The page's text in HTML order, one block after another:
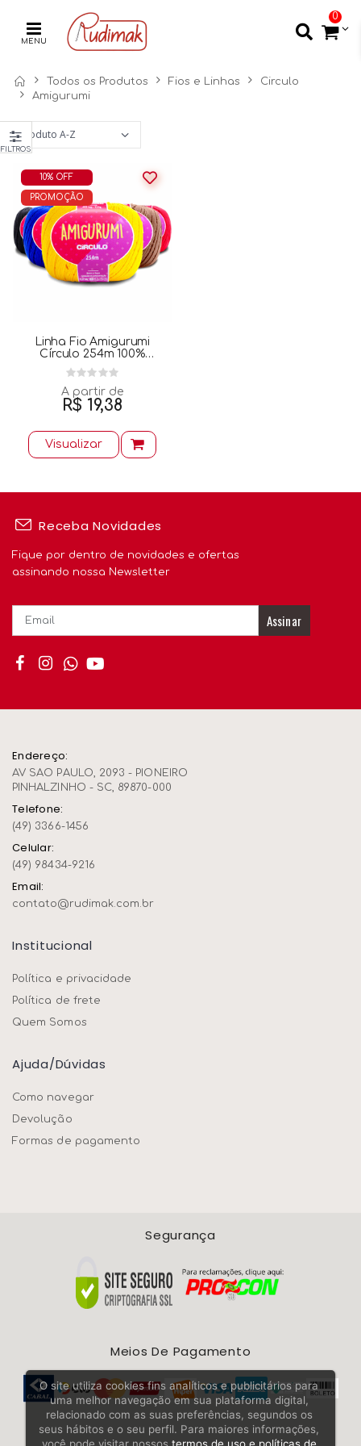
MENU
0
Todos os Produtos Fios e Linhas
Circulo
Amigurumi
10% OFF
PROMOÇÃO
Linha Fio Amigurumi
Círculo 254m 100%
Algodão Trico Croche
A partir de
R$ 19,38
Visualizar
FILTROS
Receba Novidades
Fique por dentro de novidades e ofertas
assinando nossa Newsletter
Assinar
Endereço:
AV SAO PAULO, 2093 - PIONEIRO
PINHALZINHO - SC, 89870-000
Telefone:
(49) 3366-1456
Celular:
(49) 98434-9216
Email:
contato@rudimak.com.br
Institucional
Política e privacidade
Política de frete
Quem Somos
Ajuda/dúvidas
Como navegar
Devolução
Formas de pagamento
Segurança
Meios De Pagamento
O site utiliza cookies fins analíticos e publicitários para
uma melhor navegação em sua plataforma digital,
relacionado com as suas preferências, segundos os
seus hábitos e o seu perfil. Para maiores informações,